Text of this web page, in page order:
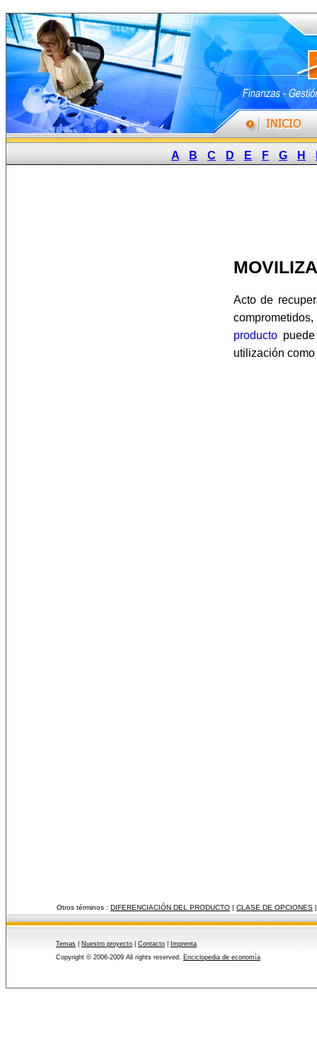
A B C D E F G H
Acto de
producto
utilización como
Otros términos : DIFERENCIACIÓN DEL PRODUCTO | CLASE DE OPCIONES
Temas Nuestro proyecto Contacto
Imprenta
Copyright © 2006-2009 All rights reserved. Enciclopedia de economía